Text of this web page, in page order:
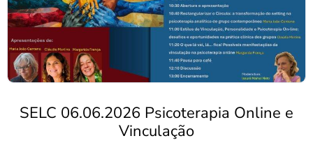
SELC 06.06.2026 Psicoterapia Online e
Vinculação